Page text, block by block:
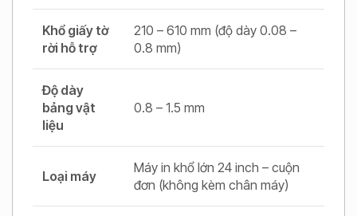
Khổ giấy tờ
rời hỗ trợ
210 – 610 mm (độ dày 0.08 –
0.8 mm)
Độ dày
bảng vật
liệu
0.8 – 1.5 mm
Loại máy
Máy in khổ lớn 24 inch – cuộn
đơn (không kèm chân máy)